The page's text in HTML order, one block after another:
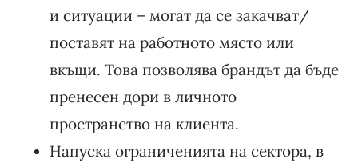
и ситуации – могат да се закачват/
поставят на работното място или
вкъщи. Това позволява брандът да бъде
пренесен дори в личното
пространство на клиента.
Напуска ограниченията на сектора, в